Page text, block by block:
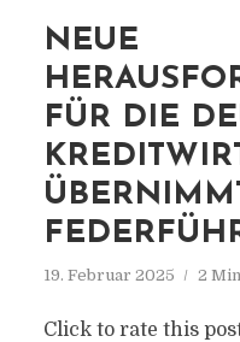
NEUE
FÜR DIE
19. Februar 2025 2
Click to rate this